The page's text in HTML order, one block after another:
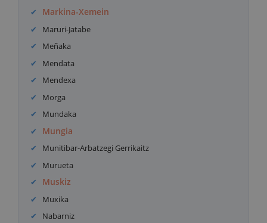
Markina-Xemein
Maruri-Jatabe
Meñaka
Mendata
Mendexa
Morga
Mundaka
Mungia
Munitibar-Arbatzegi Gerrikaitz
Murueta
Muskiz
Muxika
Nabarniz